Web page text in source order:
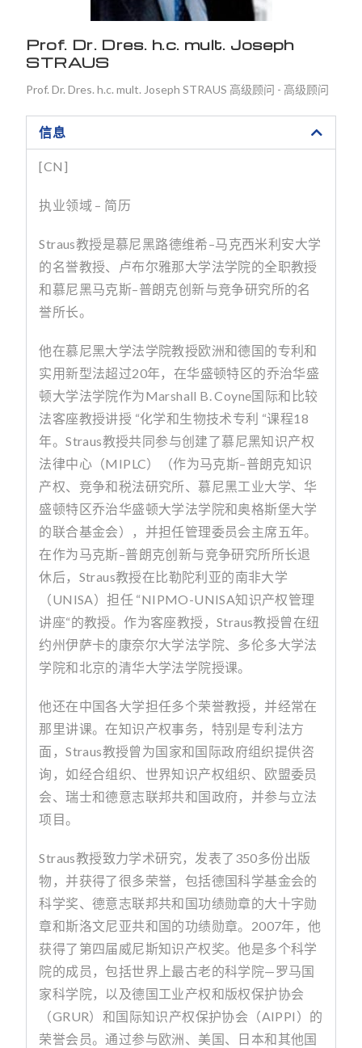
Prof. Dr. Dres. h.c. mult. Joseph
STRAUS
Prof. Dr. Dres. h.c. mult. Joseph STRAUS 高级顾问 - 高级顾问
信息
[CN]
执业领域 – 简历
Straus教授是慕尼黑路德维希–马克西米利安大学
的名誉教授、卢布尔雅那大学法学院的全职教授
和慕尼黑马克斯–普朗克创新与竞争研究所的名
誉所长。
他在慕尼黑大学法学院教授欧洲和德国的专利和
实用新型法超过20年，在华盛顿特区的乔治华盛
顿大学法学院作为Marshall B. Coyne国际和比较
法客座教授讲授 “化学和生物技术专利 “课程18
年。Straus教授共同参与创建了慕尼黑知识产权
法律中心（MIPLC）（作为马克斯–普朗克知识
产权、竞争和税法研究所、慕尼黑工业大学、华
盛顿特区乔治华盛顿大学法学院和奥格斯堡大学
的联合基金会），并担任管理委员会主席五年。
在作为马克斯–普朗克创新与竞争研究所所长退
休后， Straus教授在比勒陀利亚的南非大学
（UNISA）担任 “NIPMO-UNISA知识产权管理
讲座“的教授。作为客座教授，Straus教授曾在纽
约州伊萨卡的康奈尔大学法学院、多伦多大学法
学院和北京的清华大学法学院授课。
他还在中国各大学担任多个荣誉教授，并经常在
那里讲课。在知识产权事务，特别是专利法方
面，Straus教授曾为国家和国际政府组织提供咨
询，如经合组织、世界知识产权组织、欧盟委员
会、瑞士和德意志联邦共和国政府，并参与立法
项目。
Straus教授致力学术研究，发表了 350多份出版
物，并获得了很多荣誉，包括德国科学基金会的
科学奖、德意志联邦共和国功绩勋章的大十字勋
章和斯洛文尼亚共和国的功绩勋章。 2007年，他
获得了第四届威尼斯知识产权奖。他是多个科学
院的成员，包括世界上最古老的科学院—罗马国
家科学院，以及德国工业产权和版权保护协会
（GRUR）和国际知识产权保护协会（AIPPI ）的
荣誉会员。通过参与欧洲、美国、日本和其他国